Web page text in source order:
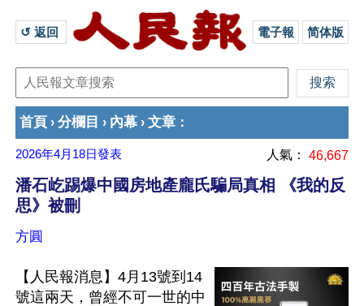
↺ 返回 電子報 简体版
首頁 › 分欄目 › 內幕 › 文章 ：
2026年4月18日發表 人氣： 46,667
潘石屹踢爆中國房地產龐氏騙局真相 《我的反
思》被刪
方圓
【人民報消息】4月13號到14
號這兩天，曾經不可一世的中